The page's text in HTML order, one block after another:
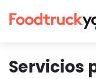
Servicios